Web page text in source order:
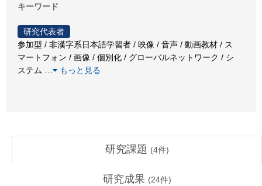
キーワード
研究代表者
参加型 / 非漢字系日本語学習者 / 映像 / 音声 / 動画教材 / ス
マートフォン / 画像 / 個別化 / グローバルネットワーク / シ
ステム
もっと見る
研究課題 (4件)
研究成果 (24件)